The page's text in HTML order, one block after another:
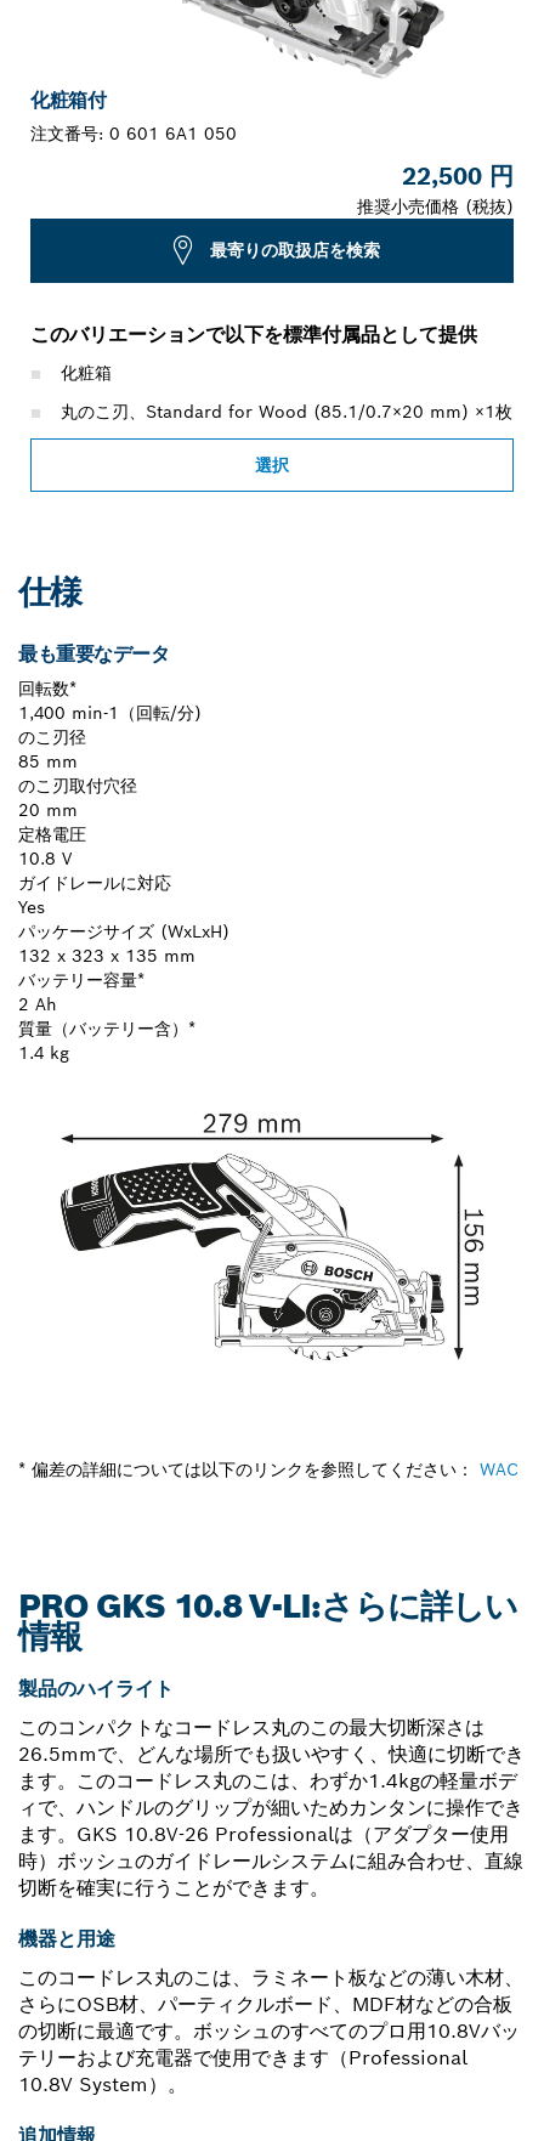
化粧箱付
注文番号: 0 601 6A1 050
22,500 円
推奨小売価格 (税抜)
最寄りの取扱店を検索
このバリエーションで以下を標準付属品として提供
化粧箱
丸のこ刃、Standard for Wood (85.1/0.7×20 mm) ×1枚
選択
仕様
最も重要なデータ
回転数*
1,400 min-1（回転/分)
のこ刃径
85 mm
のこ刃取付穴径
20 mm
定格電圧
10.8 V
ガイドレールに対応
Yes
パッケージサイズ (WxLxH)
132 x 323 x 135 mm
バッテリー容量*
2 Ah
質量（バッテリー含）*
1.4 kg
* 偏差の詳細については以下のリンクを参照してください： WAC
PRO GKS 10.8 V-LI:さらに詳しい
情報
製品のハイライト
このコンパクトなコードレス丸のこの最大切断深さは
26.5mmで、どんな場所でも扱いやすく、快適に切断でき
ます。このコードレス丸のこは、わずか1.4kgの軽量ボデ
ィで、ハンドルのグリップが細いためカンタンに操作でき
ます。GKS 10.8V-26 Professionalは（アダプター使用
時）ボッシュのガイドレールシステムに組み合わせ、直線
切断を確実に行うことができます。
機器と用途
このコードレス丸のこは、ラミネート板などの薄い木材、
さらにOSB材、パーティクルボード、MDF材などの合板
の切断に最適です。ボッシュのすべてのプロ用10.8Vバッ
テリーおよび充電器で使用できます（Professional
10.8V System）。
追加情報